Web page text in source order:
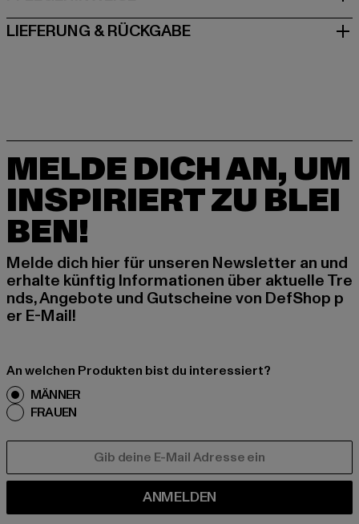
LIEFERUNG & RÜCKGABE
MELDE DICH AN, UM
INSPIRIERT ZU BLEI
BEN!
Melde dich hier für unseren Newsletter an und
erhalte künftig Informationen über aktuelle Tre
nds, Angebote und Gutscheine von DefShop p
er E-Mail!
An welchen Produkten bist du interessiert?
MÄNNER
FRAUEN
ANMELDEN